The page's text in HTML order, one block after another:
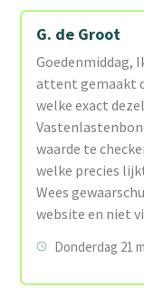
G. de Groot
Goedenmiddag,
attent gemaakt
welke exact
waarde te
welke precies
Wees
website en niet
Donderdag 21